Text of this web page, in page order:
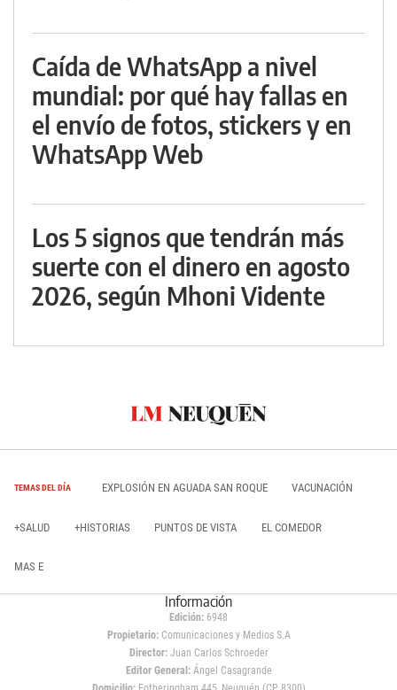
Caída de WhatsApp a nivel
mundial: por qué hay fallas en
el envío de fotos, stickers y en
WhatsApp Web
Los 5 signos que tendrán más
suerte con el dinero en agosto
2026, según Mhoni Vidente
TEMAS DEL DÍA EXPLOSIÓN EN AGUADA SAN ROQUE VACUNACIÓN
+SALUD +HISTORIAS PUNTOS DE VISTA EL COMEDOR
MAS E
Información
Edición: 6948
Propietario:Comunicaciones y Medios S.A
Director: Juan Carlos Schroeder
Editor General:Ángel Casagrande